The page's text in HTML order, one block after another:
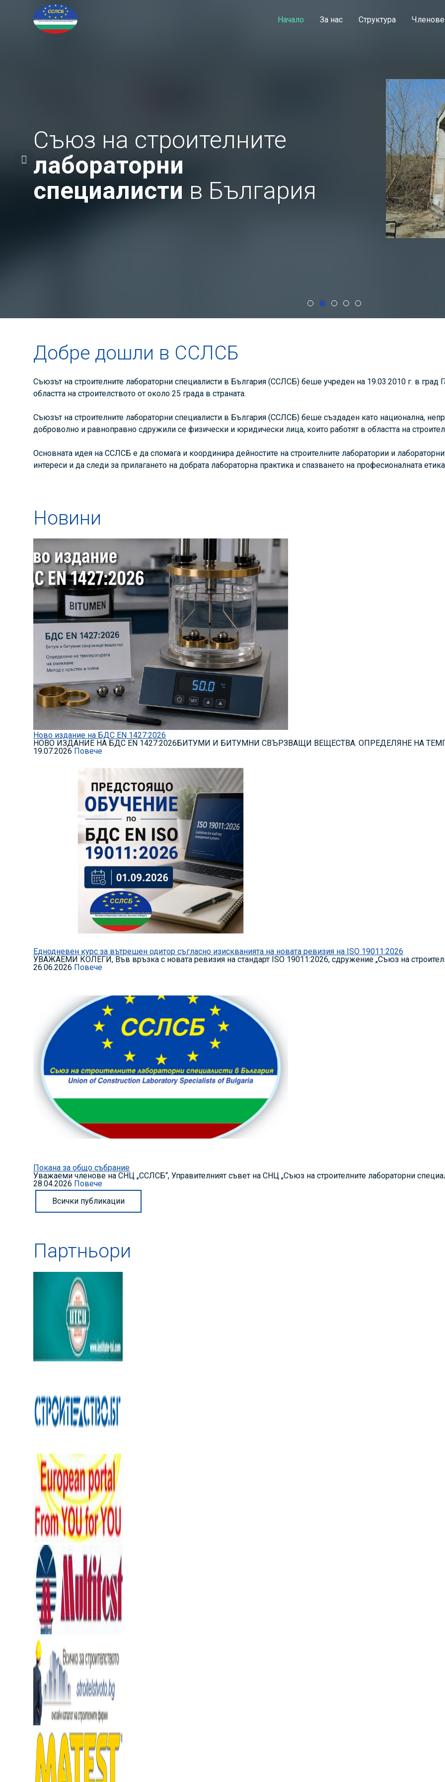
Начало За нас Структура Членове
Съюз на строителните
лабораторни
специалисти в България
Добре дошли в ССЛСБ
Съюзът на строителните лабораторни специалисти в България (ССЛСБ) беше учреден на 19.03.2010 г. в град
областта на строителството от около 25 града в страната.
Съюзът на строителните лабораторни специалисти в България (ССЛСБ) беше създаден като национална,
доброволно и равноправно сдружили се физически и юридически лица, които работят в областта на
Основната идея на ССЛСБ е да спомага и координира дейностите на строителните лаборатории и
интереси и да следи за прилагането на добрата лабораторна практика и спазването на професионалната
Новини
Ново издание на БДС EN 1427:2026
НОВО ИЗДАНИЕ НА БДС EN 1427:2026БИТУМИ И БИТУМНИ СВЪРЗВАЩИ ВЕЩЕСТВА. ОПРЕДЕЛЯНЕ НА
19.07.2026 Повече
Еднодневен курс за вътрешен одитор съгласно изискванията на новата ревизия на ISO 19011:2026
УВАЖАЕМИ КОЛЕГИ, Във връзка с новата ревизия на стандарт ISO 19011:2026, сдружение „Съюз на
26.06.2026 Повече
Покана за общо събрание
Уважаеми членове на СНЦ „ССЛСБ“, Управителният съвет на СНЦ „Съюз на строителните лабораторни
28.04.2026 Повече
Всички публикации
Партньори